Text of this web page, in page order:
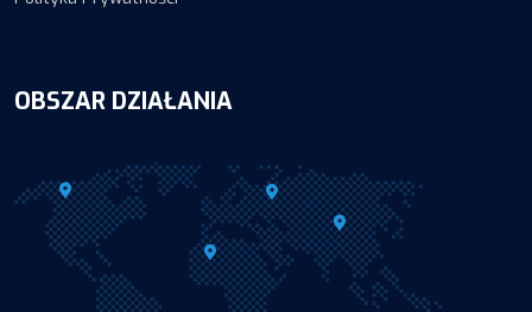
OBSZAR DZIAŁANIA